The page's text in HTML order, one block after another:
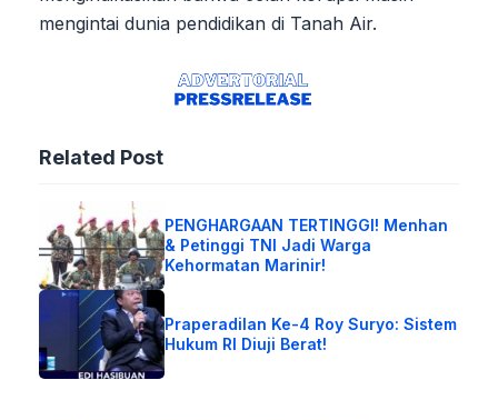
mengintai dunia pendidikan di Tanah Air.
Related Post
PENGHARGAAN TERTINGGI! Menhan
& Petinggi TNI Jadi Warga
Kehormatan Marinir!
Praperadilan Ke-4 Roy Suryo: Sistem
Hukum RI Diuji Berat!